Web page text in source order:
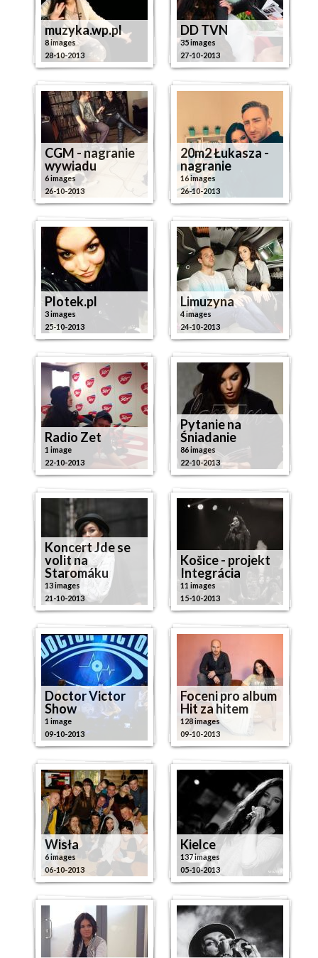
muzyka.wp.pl
8 images
28-10-2013
DD TVN
35 images
27-10-2013
CGM - nagranie
wywiadu
6 images
26-10-2013
20m2 Łukasza -
nagranie
16 images
26-10-2013
Plotek.pl
3 images
25-10-2013
Limuzyna
4 images
24-10-2013
Radio Zet
1 image
22-10-2013
Pytanie na
Śniadanie
86 images
22-10-2013
Koncert Jde se
volit na
Staromáku
13 images
21-10-2013
Košice - projekt
Integrácia
11 images
15-10-2013
Doctor Victor
Show
1 image
09-10-2013
Foceni pro album
Hit za hitem
128 images
09-10-2013
Wisła
6 images
06-10-2013
Kielce
137 images
05-10-2013